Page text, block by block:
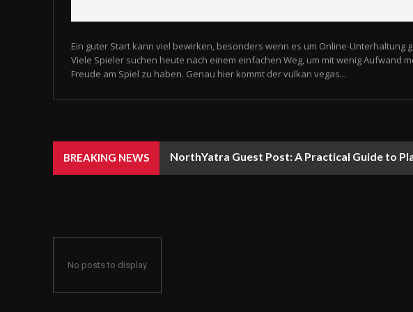
Ein guter Start kann viel bewirken, besonders wenn es um Online-Unterhaltung
Viele Spieler suchen heute nach einem einfachen Weg, um mit wenig Aufwand
Freude am Spiel zu haben. Genau hier kommt der vulkan vegas...
BREAKING NEWS NorthYatra Guest Post: A Practical Guide to
No posts to display